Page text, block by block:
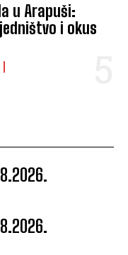
u Arapuši:
i okus